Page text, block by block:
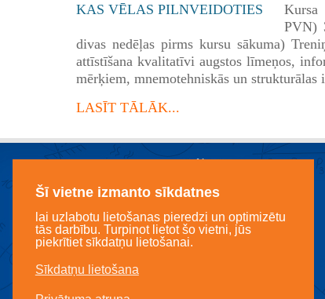
Šī vietne izmanto sīkdatnes
lai uzlabotu lietošanas pieredzi un optimizētu
tās darbību. Turpinot lietot šo vietni, jūs
piekrītiet sīkdatņu lietošanai.
Sīkdatņu lietošana
Kursa
PVN)
divas nedēļas pirms kursu sākuma)
attīstīšana kvalitatīvi augstos līmeņos,
mērķiem, mnemotehniskās un strukturālas
LASĪT TĀLĀK...